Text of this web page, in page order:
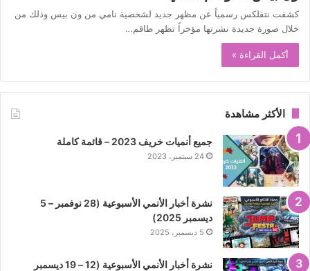
كشفت نتفلكس رسمياً عن مظهر جديد لشخصية نامي من ون بيس وذلك من
خلال صورة جديدة نشرتها مؤخراً تظهر طاقم…
أكمل القراءة »
الأكثر مشاهدة
جميع أنميات خريف 2023 – قائمة كاملة
24 سبتمبر، 2023
نشرة أخبار الأنمي الأسبوعية (28 نوفمبر – 5
ديسمبر 2025)
5 ديسمبر، 2025
نشرة أخبار الأنمي الأسبوعية (12 – 19 ديسمبر